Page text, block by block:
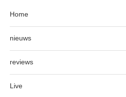
Home
nieuws
reviews
Live